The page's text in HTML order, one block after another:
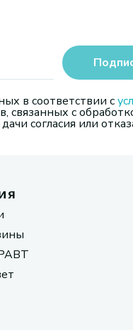
в соответствии с
связанных с
согласия или